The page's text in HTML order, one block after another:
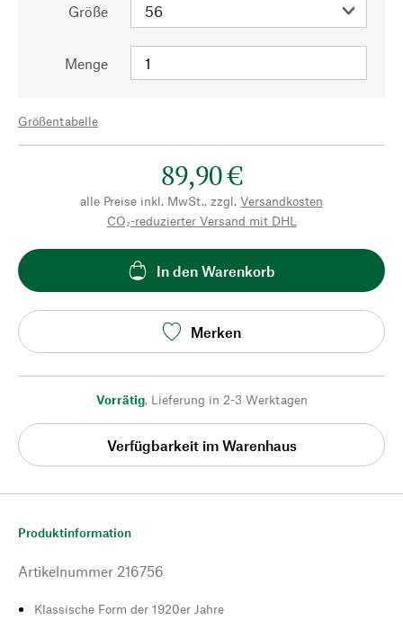
Größe
Menge
Größentabelle
89,90 €
alle Preise inkl. MwSt., zzgl. Versandkosten
CO₂-reduzierter Versand mit DHL
In den Warenkorb
Merken
Vorrätig, Lieferung in 2-3 Werktagen
Verfügbarkeit im Warenhaus
Produktinformation
Artikelnummer 216756
Klassische Form der 1920er Jahre